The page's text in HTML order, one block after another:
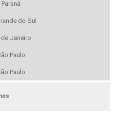
Paraná
do Sul
de Janeiro
Paulo
Paulo